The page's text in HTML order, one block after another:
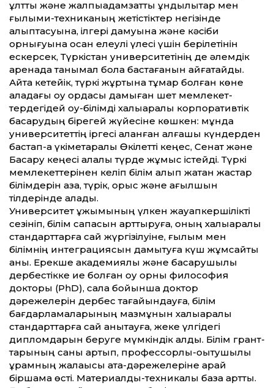
ұлт­тық және жалпыадамзат­тық құндылықтар мен
ғылыми-техниканың жетістіктер негізінде
қалыптасуына, ілгері дамуына және кәсіби
орнығуына қосқан елеулі үлесі үшін берілетінін
ескерсек, Түркістан университетінің де әлемдік
аренада танымал бола бастағанын айғақтайды.
Айта кетейік, түркі жұртына тұмар болған көне
қаладағы оқу ордасы дамыған шет мемлекет­
тердегідей оқу-білімді халық­аралық корпоративтік
басқарудың бірегей жүйесіне көшкен: мұнда
университет­тің іргесі қаланған алғашқы күндерден
бастап-ақ үкіметаралық Өкілет­ті кеңес, Сенат және
Басқару кеңесі алқалы түрде жұмыс істейді. Түркі
мемлекет­терінен келіп білім алып жатқан жастар
білімдерін қазақ, түрік, орыс және ағылшын
тілдерінде алады.
Университет ұжымының үлкен жауапкершілікті
сезініп, білім сапасын арт­тыруға, оның халықаралық
стандарт­тарға сай жүргізілуіне, ғылым мен
білімнің интеграциясын дамытуға күш жұмсайты
анық. Ерекше академиялық және басқарушылық
дербестікке ие болған оқу орны философия
докторы (PhD), сала бойынша доктор
дәрежелерін дербес тағайындауға, білім
бағдарламаларының мазмұнын халықаралық
стандарт­тарға сай анықтауға, жеке үлгідегі
дипломдарын беруге мүмкіндік алды. Білім грант­
тарының саны артып, профессорлық-оқытушылық
құрамның жалақысы атақ-дәрежелеріне қарай
біршама өсті. Материалдық-техникалық база арт­ты.